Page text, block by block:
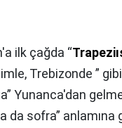
ilk çağda “
Trebizonde ”
Yunanca'dan
da sofra” anlamına